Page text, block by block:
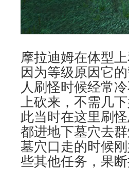
摩拉迪姆在体型
因为等级原因它
人刷怪时候经常
上砍来，不需几
此当时在这里刷
都进地下墓穴去
墓穴口走的时候
些其他任务，果断